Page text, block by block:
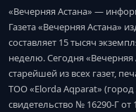
«Вечерняя Астана» —
Газета «Вечерняя Астана»
составляет 15 тысяч
неделю. Сегодня
старейшей из всех газет,
ТОО «Elorda Aqparat» (город
свидетельство № 16290-Г